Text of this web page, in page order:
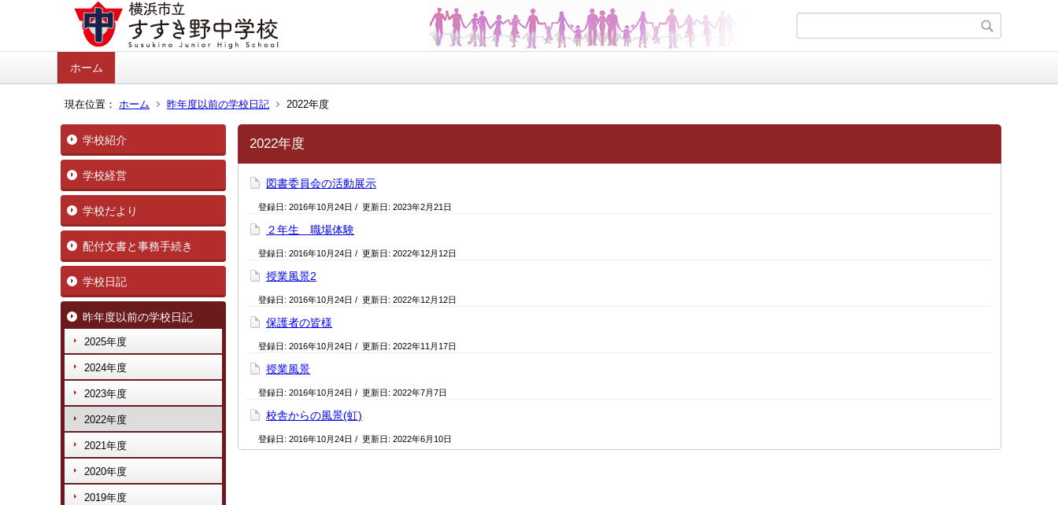
ホーム
現在位置： ホーム 昨年度以前の学校日記 2022年度
学校紹介
学校経営
学校だより
配付文書と事務手続き
学校日記
昨年度以前の学校日記
2025年度
2024年度
2023年度
2022年度
2021年度
2020年度
2019年度
2022年度
図書委員会の活動展示
登録日: 2016年10月24日 / 更新日: 2023年2月21日
２年生 職場体験
登録日: 2016年10月24日 / 更新日: 2022年12月12日
授業風景2
登録日: 2016年10月24日 / 更新日: 2022年12月12日
保護者の皆様
登録日: 2016年10月24日 / 更新日: 2022年11月17日
授業風景
登録日: 2016年10月24日 / 更新日: 2022年7月7日
校舎からの風景(虹)
登録日: 2016年10月24日 / 更新日: 2022年6月10日